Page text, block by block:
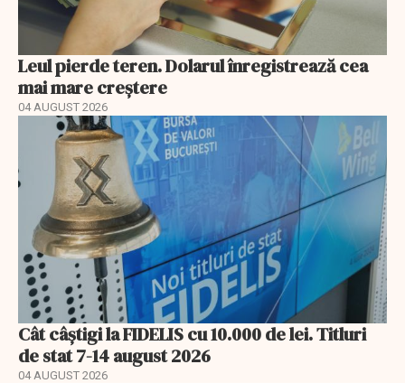
Leul pierde teren. Dolarul înregistrează cea
mai mare creștere
04 AUGUST 2026
Cât câștigi la FIDELIS cu 10.000 de lei. Titluri
de stat 7-14 august 2026
04 AUGUST 2026